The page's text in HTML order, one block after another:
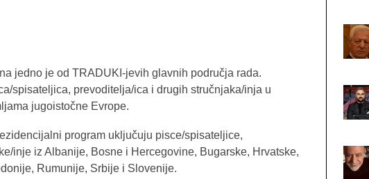
jedno je od TRADUKI-jevih glavnih područja rada.
spisateljica, prevoditelja/ica i drugih stručnjaka/inja u
jugoistočne Evrope.
program uključuju pisce/spisateljice,
inje iz Albanije, Bosne i Hercegovine, Bugarske, Hrvatske,
Rumunije, Srbije i Slovenije.